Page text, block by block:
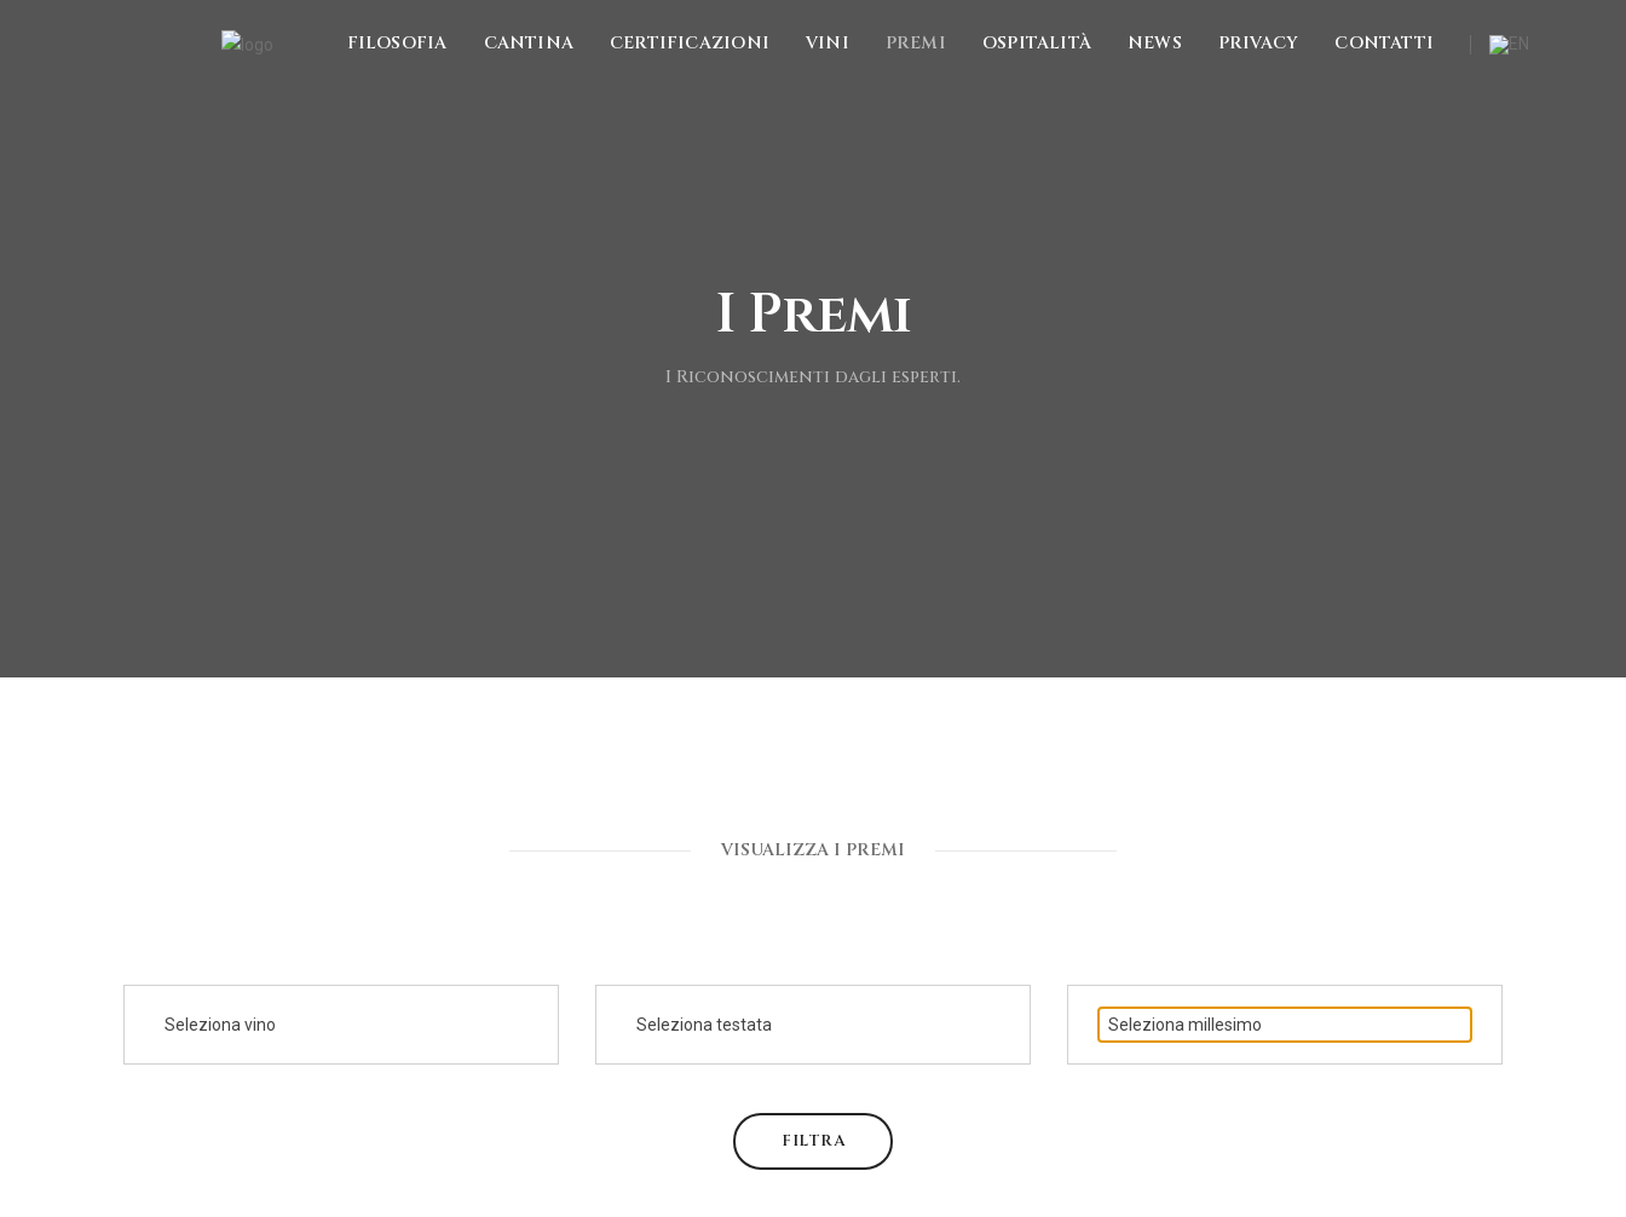
FILOSOFIA CANTINA CERTIFICAZIONI VINI PREMI OSPITALITÀ NEWS PRIVACY CONTATTI
I Premi
I Riconoscimenti dagli esperti.
VISUALIZZA I PREMI
Seleziona vino Seleziona testata Seleziona millesimo
FILTRA